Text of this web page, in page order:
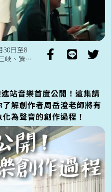
30日至8
峽、鶯歌
站音樂首度公開！這集請
解創作者周岳澄老師將有
為聲音的創作過程！